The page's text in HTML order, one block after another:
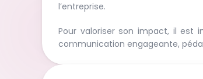
l’entreprise.
Pour valoriser son impact, il est
communication engageante,